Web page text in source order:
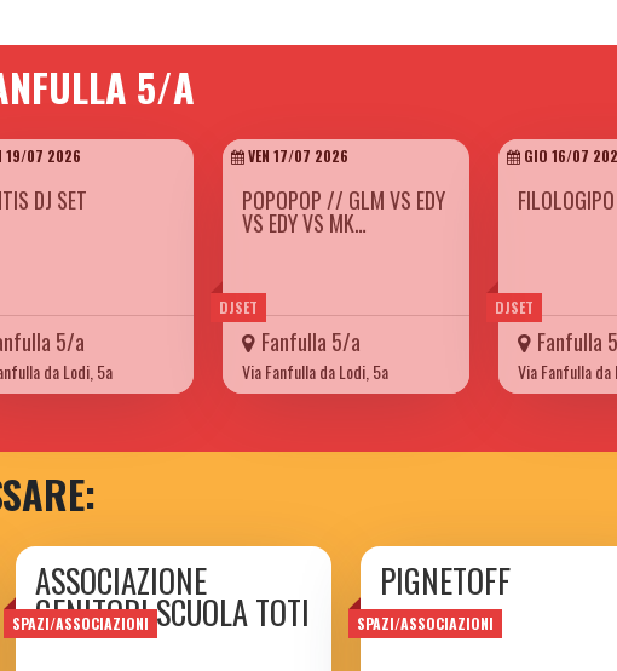
5/A
19/07 2026
DJ SET
5/a
da Lodi, 5a
DJSET
VEN 17/07 2026
POPOPOP // GLM VS EDY
VS EDY VS MK…
Fanfulla 5/a
Via Fanfulla da Lodi, 5a
DJSET
GIO 16/07
Fanfulla
Via Fanfulla da
SPAZI/ASSOCIAZIONI
ASSOCIAZIONE
GENITORI SCUOLA TOTI SPAZI/ASSOCIAZIONI
PIGNETOFF